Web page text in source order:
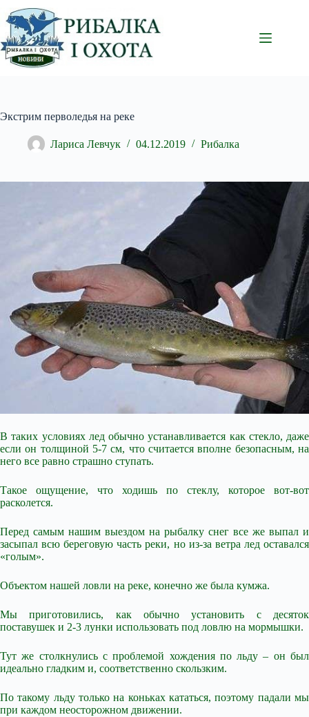
Перейти
до
вмісту
Экстрим перволедья на реке
Лариса Левчук 04.12.2019 Рибалка
В таких условиях лед обычно устанавливается как стекло, даже
если он толщиной 5-7 см, что считается вполне безопасным, на
него все равно страшно ступать.
Такое ощущение, что ходишь по стеклу, которое вот-вот
расколется.
Перед самым нашим выездом на рыбалку снег все же выпал и
засыпал всю береговую часть реки, но из-за ветра лед оставался
«голым».
Объектом нашей ловли на реке, конечно же была кумжа.
Мы приготовились, как обычно установить с десяток
поставушек и 2-3 лунки использовать под ловлю на мормышки.
Тут же столкнулись с проблемой хождения по льду – он был
идеально гладким и, соответственно скользким.
По такому льду только на коньках кататься, поэтому падали мы
при каждом неосторожном движении.